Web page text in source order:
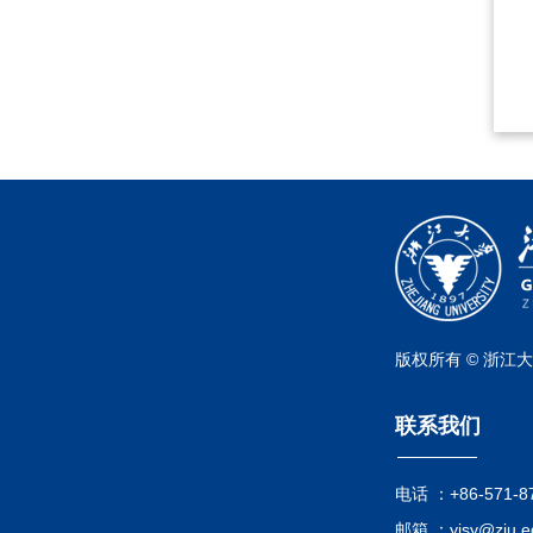
版权所有 © 浙江
联系我们
电话 ： +86-571-